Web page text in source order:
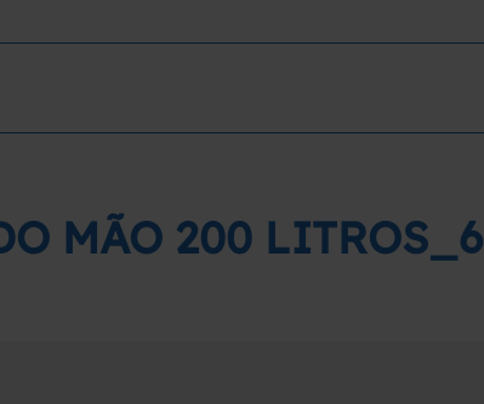
MÃO 200